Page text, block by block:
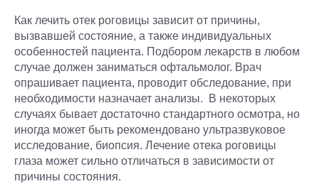
Как лечить отек роговицы зависит от причины,
вызвавшей состояние, а также индивидуальных
особенностей пациента. Подбором лекарств в любом
случае должен заниматься офтальмолог. Врач
опрашивает пациента, проводит обследование, при
необходимости назначает анализы. В некоторых
случаях бывает достаточно стандартного осмотра, но
иногда может быть рекомендовано ультразвуковое
исследование, биопсия. Лечение отека роговицы
глаза может сильно отличаться в зависимости от
причины состояния.